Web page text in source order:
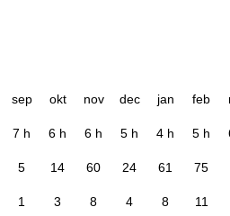
sep okt nov dec jan feb
7 h 6 h 6 h 5 h 4 h 5 h
5 14 60 24 61 75
1 3 8 4 8 11